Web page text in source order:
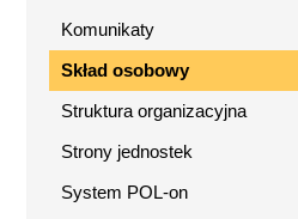
Komunikaty
Skład osobowy
Struktura organizacyjna
Strony jednostek
System POL-on